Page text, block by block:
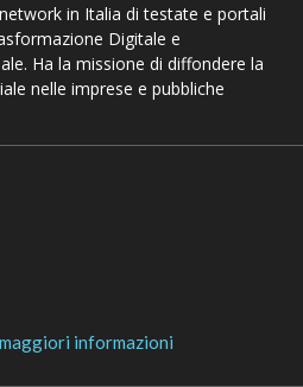
in Italia di testate e portali
Digitale e
Ha la missione di diffondere la
nelle imprese e pubbliche
informazioni